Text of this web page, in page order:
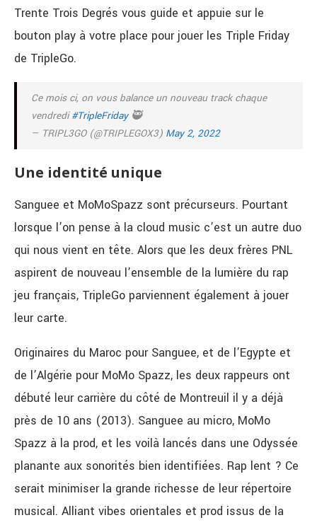
Trente Trois Degrés vous guide et appuie sur le
bouton play à votre place pour jouer les Triple Friday
de TripleGo.
Ce mois ci, on vous balance un nouveau track chaque
vendredi#TripleFriday🥷
— TRIPL3GO (@TRIPLEGOX3) May 2, 2022
Une identité unique
Sanguee et MoMoSpazz sont précurseurs. Pourtant
lorsque l’on pense à la cloud music c’est un autre duo
qui nous vient en tête. Alors que les deux frères PNL
aspirent de nouveau l’ensemble de la lumière du rap
jeu français, TripleGo parviennent également à jouer
leur carte.
Originaires du Maroc pour Sanguee, et de l’Egypte et
de l’Algérie pour MoMo Spazz, les deux rappeurs ont
débuté leur carrière du côté de Montreuil il y a déjà
près de 10 ans (2013). Sanguee au micro, MoMo
Spazz à la prod, et les voilà lancés dans une Odyssée
planante aux sonorités bien identifiées. Rap lent ? Ce
serait minimiser la grande richesse de leur répertoire
musical. Alliant vibes orientales et prod issus de la